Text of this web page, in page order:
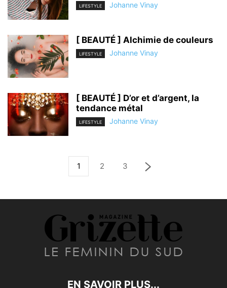
LIFESTYLE Johanne Vinay
[ BEAUTÉ ] Alchimie de couleurs
LIFESTYLE Johanne Vinay
[ BEAUTÉ ] D’or et d’argent, la
tendance métal
LIFESTYLE Johanne Vinay
1 2 3
EN SAVOIR PLUS...